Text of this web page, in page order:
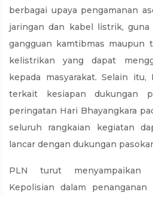
berbagai upaya pengamanan
jaringan dan kabel listrik,
gangguan kamtibmas maupun
kelistrikan yang dapat
kepada masyarakat. Selain
terkait kesiapan dukungan
peringatan Hari Bhayangkara
seluruh rangkaian kegiatan
lancar dengan dukungan
PLN turut menyampaikan
Kepolisian dalam